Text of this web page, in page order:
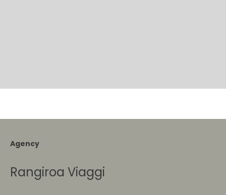
Agency
Rangiroa Viaggi